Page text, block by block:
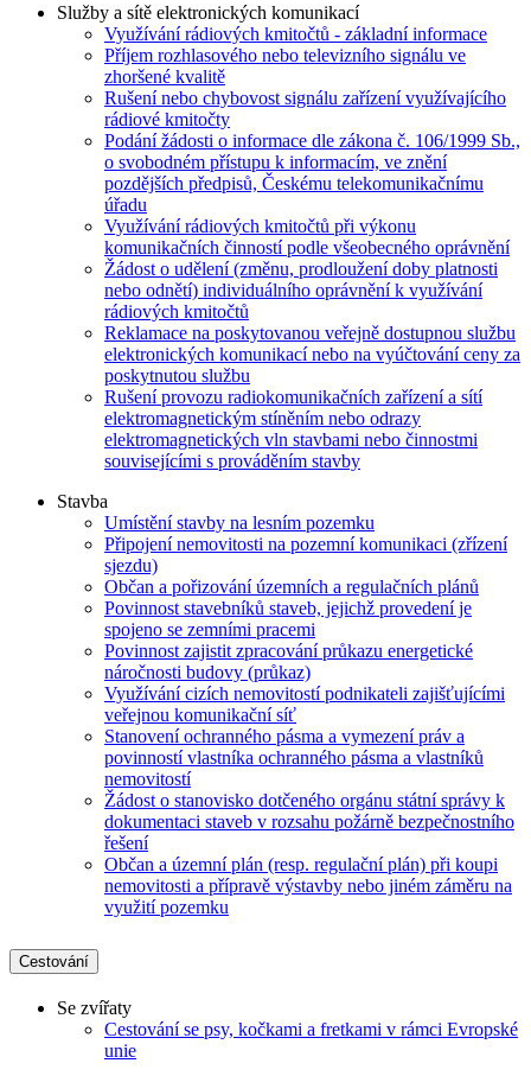
Služby a sítě elektronických komunikací
Využívání rádiových kmitočtů - základní informace
Příjem rozhlasového nebo televizního signálu ve
zhoršené kvalitě
Rušení nebo chybovost signálu zařízení využívajícího
rádiové kmitočty
Podání žádosti o informace dle zákona č. 106/1999 Sb.,
o svobodném přístupu k informacím, ve znění
pozdějších předpisů, Českému telekomunikačnímu
úřadu
Využívání rádiových kmitočtů při výkonu
komunikačních činností podle všeobecného oprávnění
Žádost o udělení (změnu, prodloužení doby platnosti
nebo odnětí) individuálního oprávnění k využívání
rádiových kmitočtů
Reklamace na poskytovanou veřejně dostupnou službu
elektronických komunikací nebo na vyúčtování ceny za
poskytnutou službu
Rušení provozu radiokomunikačních zařízení a sítí
elektromagnetickým stíněním nebo odrazy
elektromagnetických vln stavbami nebo činnostmi
souvisejícími s prováděním stavby
Stavba
Umístění stavby na lesním pozemku
Připojení nemovitosti na pozemní komunikaci (zřízení
sjezdu)
Občan a pořizování územních a regulačních plánů
Povinnost stavebníků staveb, jejichž provedení je
spojeno se zemními pracemi
Povinnost zajistit zpracování průkazu energetické
náročnosti budovy (průkaz)
Využívání cizích nemovitostí podnikateli zajišťujícími
veřejnou komunikační síť
Stanovení ochranného pásma a vymezení práv a
povinností vlastníka ochranného pásma a vlastníků
nemovitostí
Žádost o stanovisko dotčeného orgánu státní správy k
dokumentaci staveb v rozsahu požárně bezpečnostního
řešení
Občan a územní plán (resp. regulační plán) při koupi
nemovitosti a přípravě výstavby nebo jiném záměru na
využití pozemku
Cestování
Se zvířaty
Cestování se psy, kočkami a fretkami v rámci Evropské
unie